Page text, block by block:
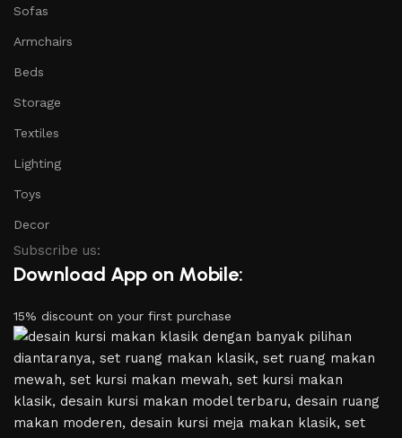
Sofas
Armchairs
Beds
Storage
Textiles
Lighting
Toys
Decor
Subscribe us:
Download App on Mobile:
15% discount on your first purchase